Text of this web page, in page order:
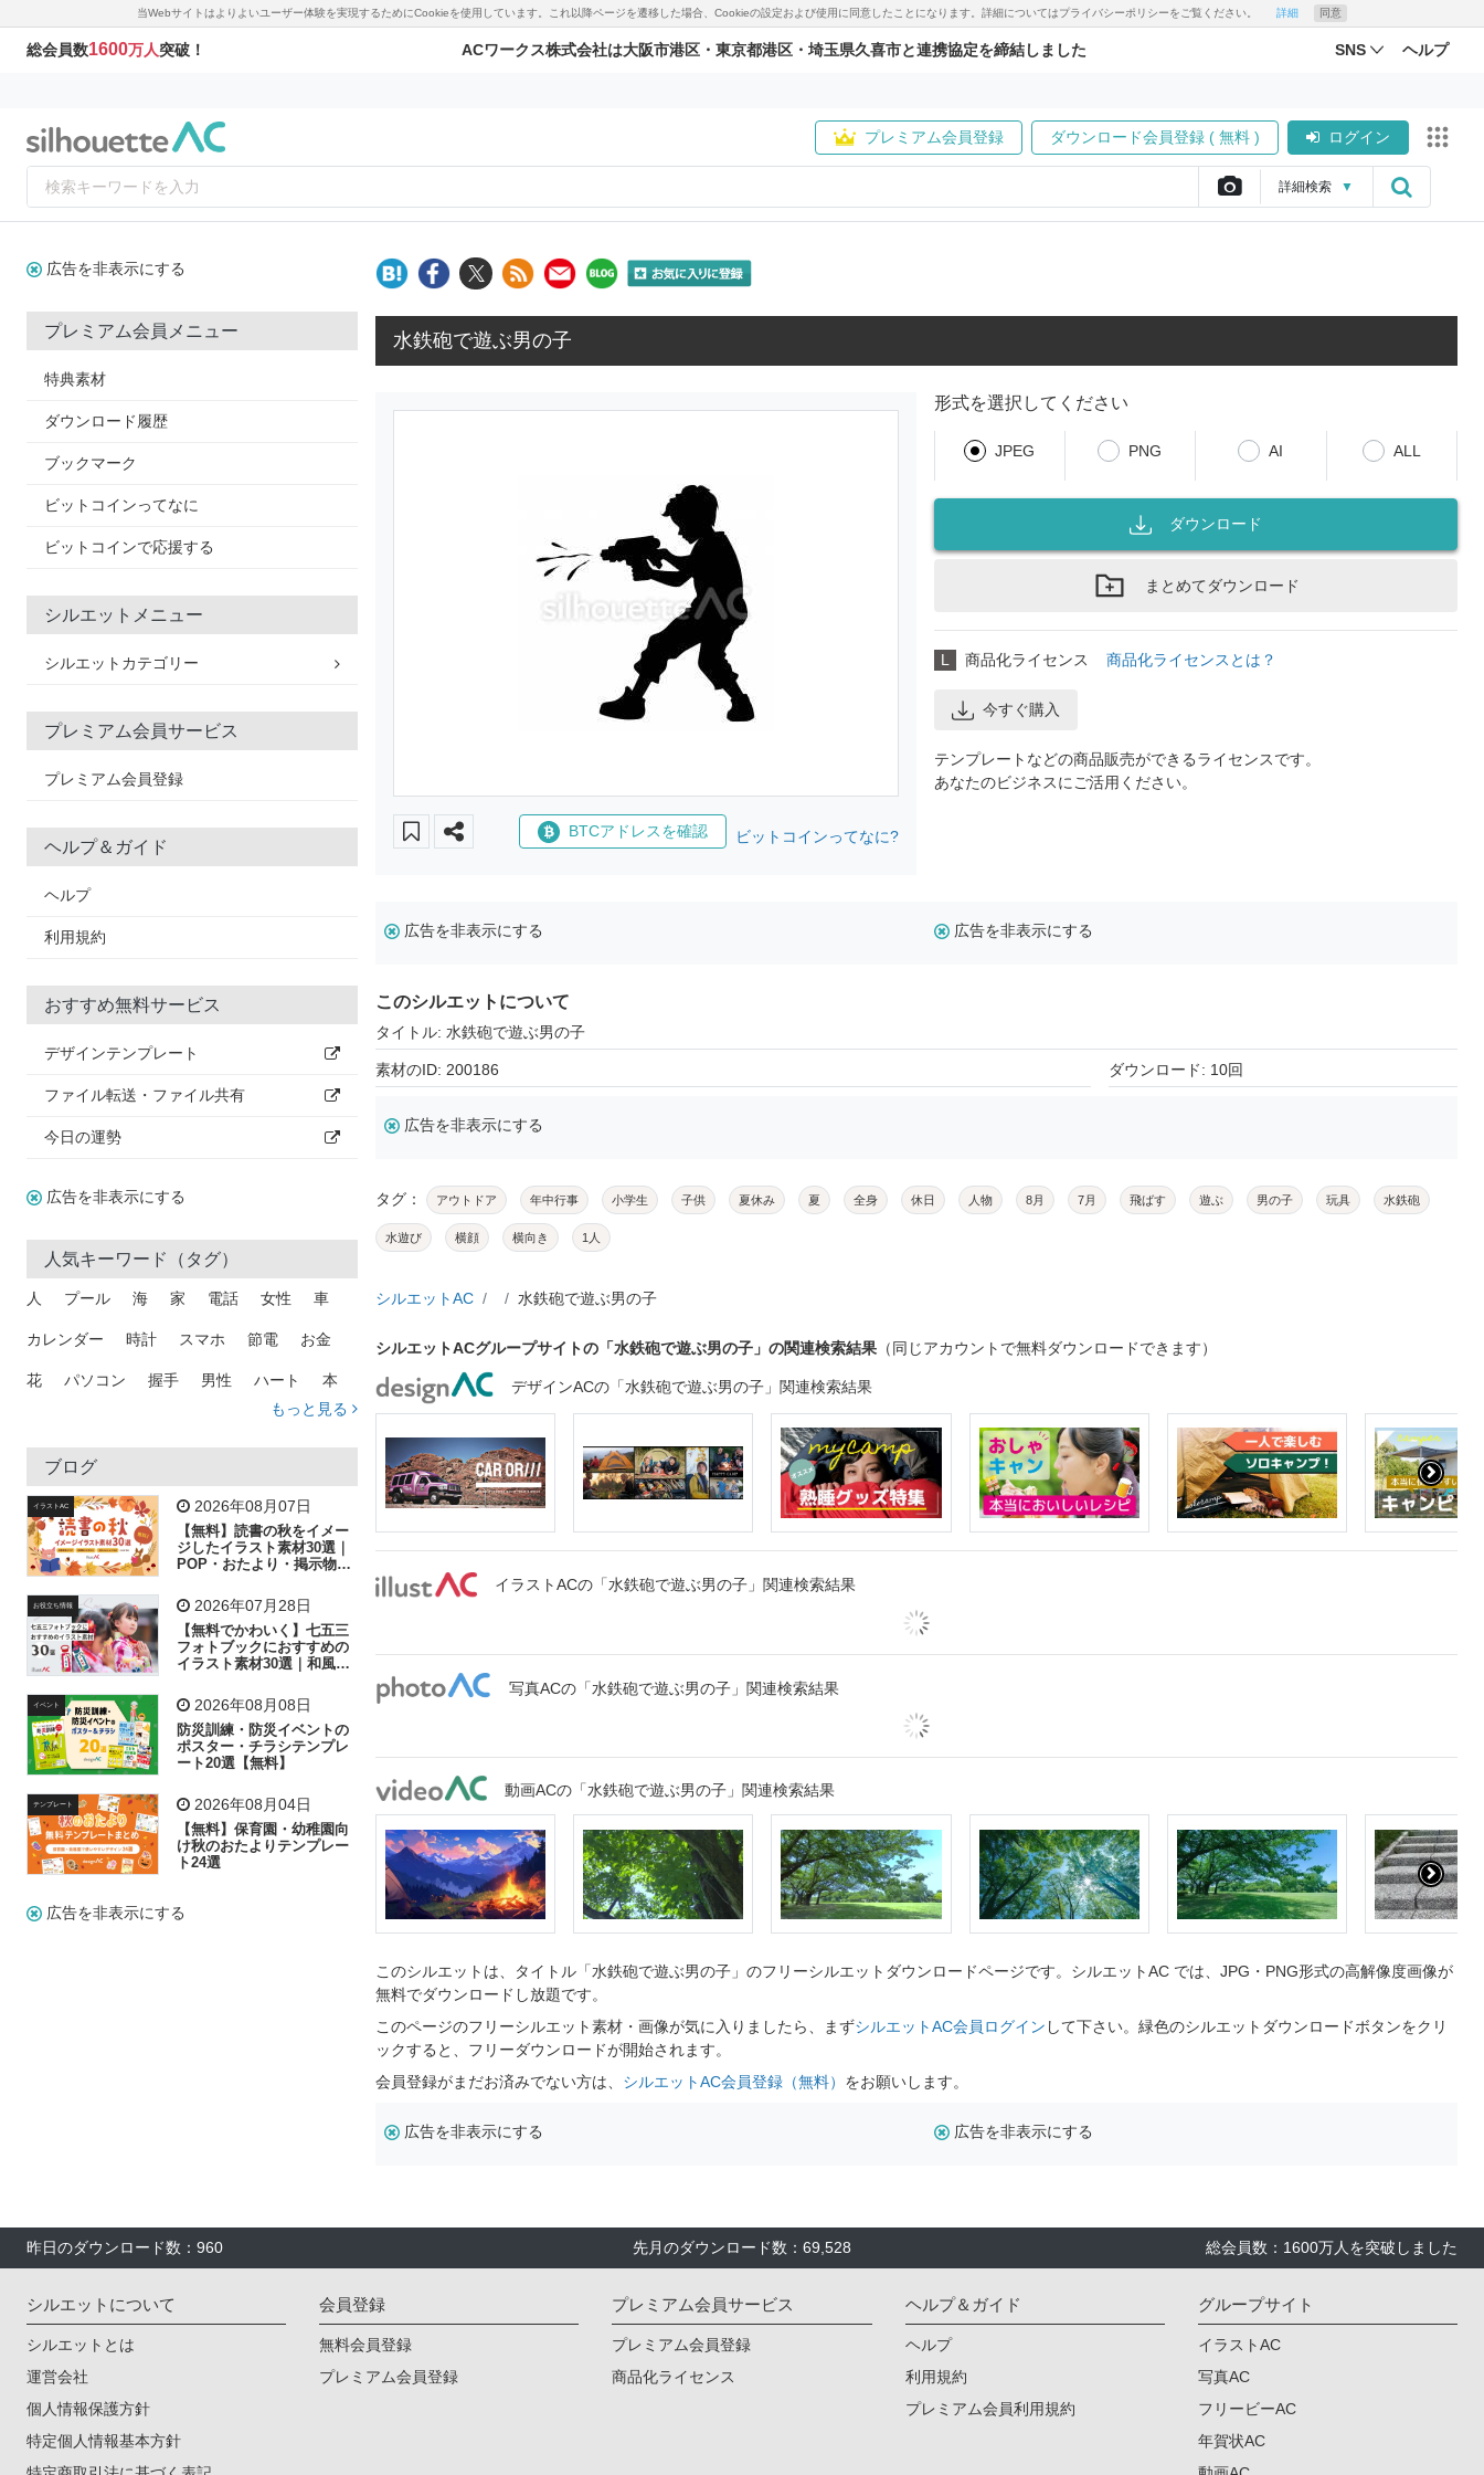
当Webサイトはよりよいユーザー体験を実現するためにCookieを使用しています。これ以降ページを遷移した場合、Cookieの設定および使用に同意したことになります。詳細についてはプライバシーポリシーをご覧ください。 詳細 同意
総会員数1600万人突破！ ACワークス株式会社は大阪市港区・東京都港区・埼玉県久喜市と連携協定を締結しました SNS ヘルプ
プレミアム会員登録 ダウンロード会員登録 ( 無料 ) ログイン
詳細検索 ▼
広告を非表示にする
プレミアム会員メニュー
特典素材
ダウンロード履歴
ブックマーク
ビットコインってなに
ビットコインで応援する
シルエットメニュー
シルエットカテゴリー
プレミアム会員サービス
プレミアム会員登録
ヘルプ＆ガイド
ヘルプ
利用規約
おすすめ無料サービス
デザインテンプレート
ファイル転送・ファイル共有
今日の運勢
広告を非表示にする
人気キーワード（タグ）
人 プール 海 家 電話 女性 車
カレンダー 時計 スマホ 節電 お金
花 パソコン 握手 男性 ハート 本
トラック 木
吹き出し
飛行機 グラフ ビル 魚 家族 書類
歩く 工場 会社 太陽 キラキラ
子供 作業員 葉 相談 ピクトグラム
もっと見る
ブログ
イラストAC 2026年08月07日
【無料】読書の秋をイメー
ジしたイラスト素材30選｜
POP・おたより・掲示物に
お役立ち情報 2026年07月28日
【無料でかわいく】七五三
フォトブックにおすすめの
イラスト素材30選｜和風の
イベント 2026年08月08日
防災訓練・防災イベントの
ポスター・チラシテンプレ
ート20選【無料】
テンプレート 2026年08月04日
【無料】保育園・幼稚園向
け秋のおたよりテンプレー
ト24選
広告を非表示にする
水鉄砲で遊ぶ男の子
BTCアドレスを確認 ビットコインってなに?
形式を選択してください
JPEG PNG AI ALL
ダウンロード
まとめてダウンロード
L 商品化ライセンス 商品化ライセンスとは？
今すぐ購入
テンプレートなどの商品販売ができるライセンスです。
あなたのビジネスにご活用ください。
広告を非表示にする 広告を非表示にする
このシルエットについて
タイトル: 水鉄砲で遊ぶ男の子
素材のID: 200186 ダウンロード: 10回
広告を非表示にする
タグ： アウトドア 年中行事 小学生 子供 夏休み 夏 全身 休日 人物 8月 7月 飛ばす 遊ぶ 男の子 玩具 水鉄砲
水遊び 横顔 横向き 1人
シルエットAC 水鉄砲で遊ぶ男の子
シルエットACグループサイトの「水鉄砲で遊ぶ男の子」の関連検索結果 （同じアカウントで無料ダウンロードできます）
デザインACの「水鉄砲で遊ぶ男の子」関連検索結果
イラストACの「水鉄砲で遊ぶ男の子」関連検索結果
写真ACの「水鉄砲で遊ぶ男の子」関連検索結果
動画ACの「水鉄砲で遊ぶ男の子」関連検索結果
このシルエットは、タイトル「水鉄砲で遊ぶ男の子」のフリーシルエットダウンロードページです。シルエットAC では、JPG・PNG形式の高解像度画像が
無料でダウンロードし放題です。
このページのフリーシルエット素材・画像が気に入りましたら、まずシルエットAC会員ログイン して下さい。緑色のシルエットダウンロードボタンをクリ
ックすると、フリーダウンロードが開始されます。
会員登録がまだお済みでない方は、 シルエットAC会員登録（無料） をお願いします。
広告を非表示にする 広告を非表示にする
昨日のダウンロード数：960 先月のダウンロード数：69,528 総会員数：1600万人を突破しました
シルエットについて
シルエットとは
運営会社
個人情報保護方針
特定個人情報基本方針
会員登録
無料会員登録
プレミアム会員登録
プレミアム会員サービス
プレミアム会員登録
商品化ライセンス
ヘルプ＆ガイド
ヘルプ
利用規約
プレミアム会員利用規約
グループサイト
イラストAC
写真AC
フリービーAC
年賀状AC